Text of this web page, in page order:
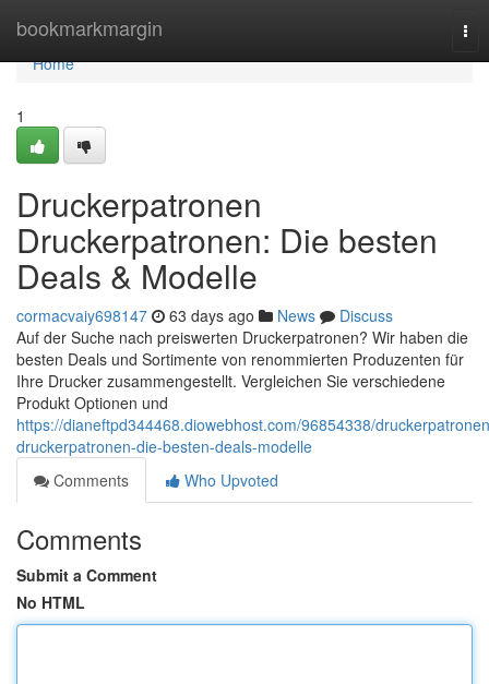
bookmarkmargin
Home
Home
1
Druckerpatronen
Druckerpatronen: Die besten
Deals & Modelle
cormacvaiy698147 63 days ago News
Discuss
Auf der Suche nach preiswerten Druckerpatronen? Wir haben die
besten Deals und Sortimente von renommierten Produzenten für
Ihre Drucker zusammengestellt. Vergleichen Sie verschiedene
Produkt Optionen und
https://dianeftpd344468.diowebhost.com/96854338/
druckerpatronen-die-besten-deals-modelle
Comments
Who Upvoted
Comments
Submit a Comment
No HTML